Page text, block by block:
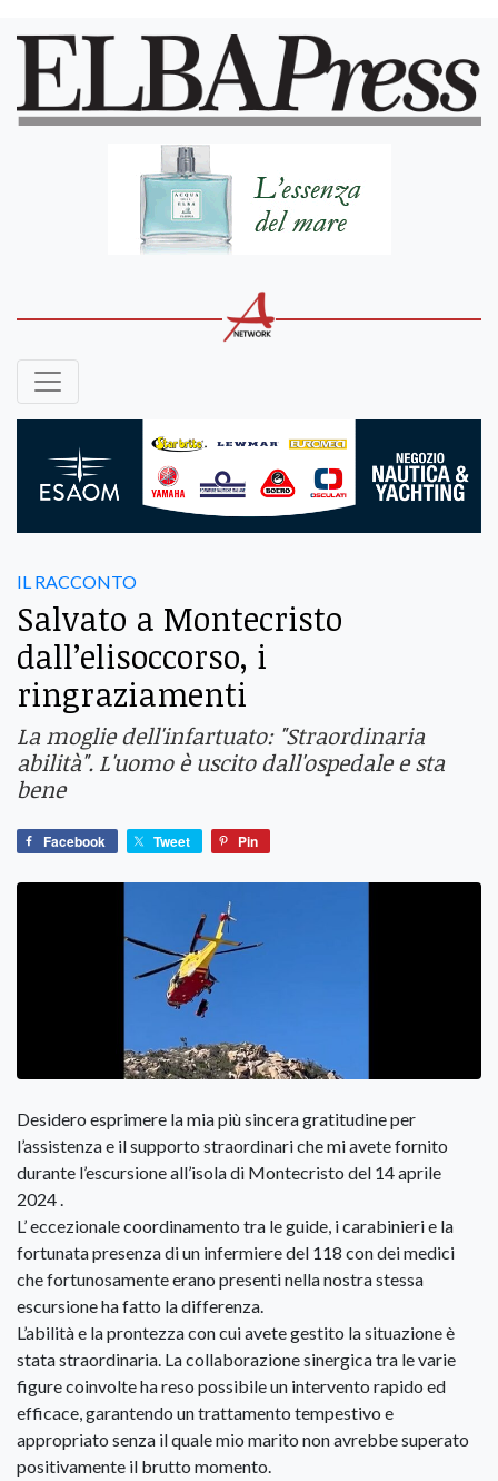
IL RACCONTO
Salvato a Montecristo
dall’elisoccorso, i
ringraziamenti
La moglie dell'infartuato: "Straordinaria
abilità". L'uomo è uscito dall'ospedale e sta
bene
Facebook Tweet Pin
Desidero esprimere la mia più sincera gratitudine per
l’assistenza e il supporto straordinari che mi avete fornito
durante l’escursione all’isola di Montecristo del 14 aprile
2024 .
L’ eccezionale coordinamento tra le guide, i carabinieri e la
fortunata presenza di un infermiere del 118 con dei medici
che fortunosamente erano presenti nella nostra stessa
escursione ha fatto la differenza.
L’abilità e la prontezza con cui avete gestito la situazione è
stata straordinaria. La collaborazione sinergica tra le varie
figure coinvolte ha reso possibile un intervento rapido ed
efficace, garantendo un trattamento tempestivo e
appropriato senza il quale mio marito non avrebbe superato
positivamente il brutto momento.